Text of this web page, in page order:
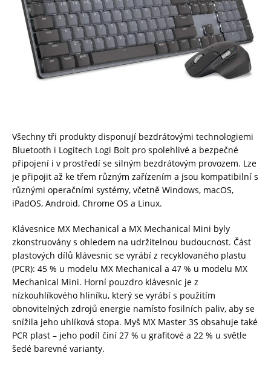
Všechny tři produkty disponují bezdrátovými technologiemi
Bluetooth i Logitech Logi Bolt pro spolehlivé a bezpečné
připojení i v prostředí se silným bezdrátovým provozem. Lze
je připojit až ke třem různým zařízením a jsou kompatibilní s
různými operačními systémy, včetně Windows, macOS,
iPadOS, Android, Chrome OS a Linux.
Klávesnice MX Mechanical a MX Mechanical Mini byly
zkonstruovány s ohledem na udržitelnou budoucnost. Část
plastových dílů klávesnic se vyrábí z recyklovaného plastu
(PCR): 45 % u modelu MX Mechanical a 47 % u modelu MX
Mechanical Mini. Horní pouzdro klávesnic je z
nízkouhlíkového hliníku, který se vyrábí s použitím
obnovitelných zdrojů energie namísto fosilních paliv, aby se
snížila jeho uhlíková stopa. Myš MX Master 3S obsahuje také
PCR plast – jeho podíl činí 27 % u grafitové a 22 % u světle
šedé barevné varianty.